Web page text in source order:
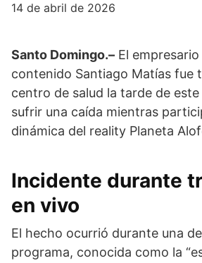
14 de abril de 2026
Santo Domingo.– El
contenido Santiago Matías fue
centro de salud la tarde de
sufrir una caída mientras
dinámica del reality Planeta
Incidente durante
en vivo
El hecho ocurrió durante una
programa, conocida como la